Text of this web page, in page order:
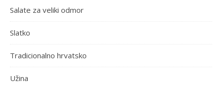
Salate za veliki odmor
Slatko
Tradicionalno hrvatsko
Užina